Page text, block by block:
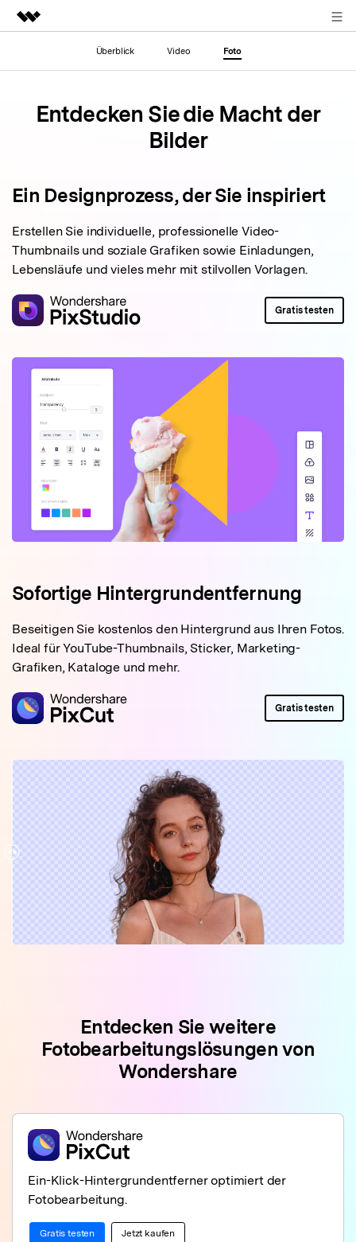
Dienstprogramme
Überblick
Support
Suchen
Überblick Video Foto
Entdecken Sie die Macht der
Bilder
Ein Designprozess, der Sie inspiriert
Erstellen Sie individuelle, professionelle Video-
Thumbnails und soziale Grafiken sowie Einladungen,
Lebensläufe und vieles mehr mit stilvollen Vorlagen.
Gratis testen
Sofortige Hintergrundentfernung
Beseitigen Sie kostenlos den Hintergrund aus Ihren Fotos.
Ideal für YouTube-Thumbnails, Sticker, Marketing-
Grafiken, Kataloge und mehr.
Gratis testen
Entdecken Sie weitere
Fotobearbeitungslösungen von
Wondershare
Ein-Klick-Hintergrundentferner optimiert der
Fotobearbeitung.
Gratis testen Jetzt kaufen